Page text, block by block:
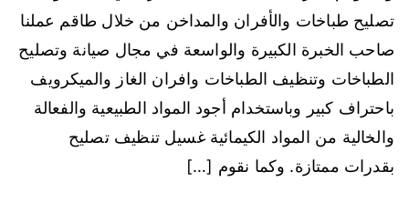
تصليح طباخات والأفران والمداخن من خلال طاقم عملنا
صاحب الخبرة الكبيرة والواسعة في مجال صيانة وتصليح
الطباخات وتنظيف الطباخات وافران الغاز والميكرويف
باحتراف كبير وباستخدام أجود المواد الطبيعية والفعالة
والخالية من المواد الكيمائية غسيل تنظيف تصليح
بقدرات ممتازة. وكما نقوم […]